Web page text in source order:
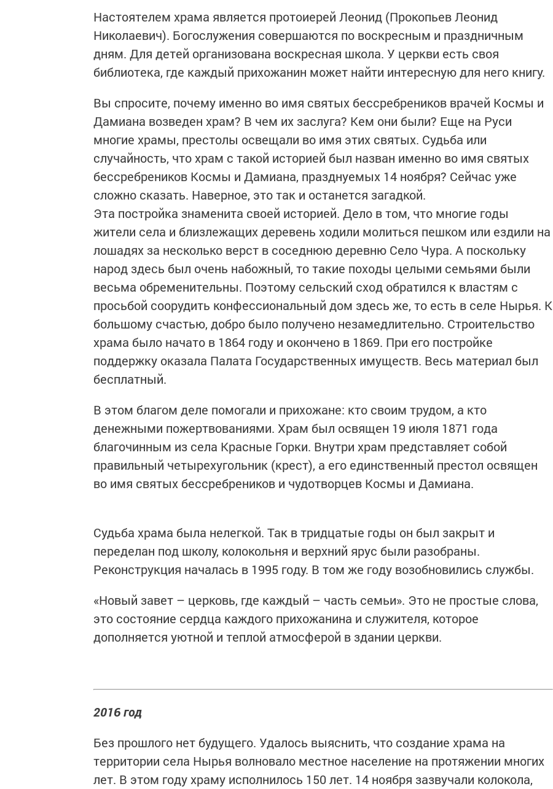
Настоятелем храма является протоиерей Леонид (Прокопьев Леонид
Николаевич). Богослужения совершаются по воскресным и праздничным
дням. Для детей организована воскресная школа. У церкви есть своя
библиотека, где каждый прихожанин может найти интересную для него книгу.
Вы спросите, почему именно во имя святых бессребреников врачей Космы и
Дамиана возведен храм? В чем их заслуга? Кем они были? Еще на Руси
многие храмы, престолы освещали во имя этих святых. Судьба или
случайность, что храм с такой историей был назван именно во имя святых
бессребреников Космы и Дамиана, празднуемых 14 ноября? Сейчас уже
сложно сказать. Наверное, это так и останется загадкой.
Эта постройка знаменита своей историей. Дело в том, что многие годы
жители села и близлежащих деревень ходили молиться пешком или ездили на
лошадях за несколько верст в соседнюю деревню Село Чура. А поскольку
народ здесь был очень набожный, то такие походы целыми семьями были
весьма обременительны. Поэтому сельский сход обратился к властям с
просьбой соорудить конфессиональный дом здесь же, то есть в селе Нырья. К
большому счастью, добро было получено незамедлительно. Строительство
храма было начато в 1864 году и окончено в 1869. При его постройке
поддержку оказала Палата Государственных имуществ. Весь материал был
бесплатный.
В этом благом деле помогали и прихожане: кто своим трудом, а кто
денежными пожертвованиями. Храм был освящен 19 июля 1871 года
благочинным из села Красные Горки. Внутри храм представляет собой
правильный четырехугольник (крест), а его единственный престол освящен
во имя святых бессребреников и чудотворцев Космы и Дамиана.
Судьба храма была нелегкой. Так в тридцатые годы он был закрыт и
переделан под школу, колокольня и верхний ярус были разобраны.
Реконструкция началась в 1995 году. В том же году возобновились службы.
«Новый завет – церковь, где каждый – часть семьи». Это не простые слова,
это состояние сердца каждого прихожанина и служителя, которое
дополняется уютной и теплой атмосферой в здании церкви.
2016 год
Без прошлого нет будущего. Удалось выяснить, что создание храма на
территории села Нырья волновало местное население на протяжении многих
лет. В этом году храму исполнилось 150 лет. 14 ноября зазвучали колокола,